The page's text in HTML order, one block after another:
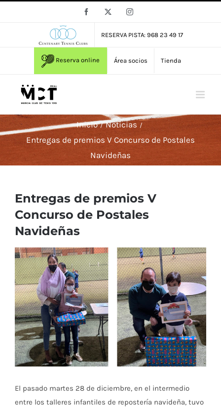
Facebook Instagram
RESERVA PISTA: 968 23 49 17
Reserva online Área socios Tienda
Inicio
Noticias
Entregas de premios V Concurso de Postales
Navideñas
Entregas de premios V
Concurso de Postales
Navideñas
Ver
imagen
más
grande
El pasado martes 28 de diciembre, en el intermedio
entre los talleres infantiles de repostería navideña, tuvo